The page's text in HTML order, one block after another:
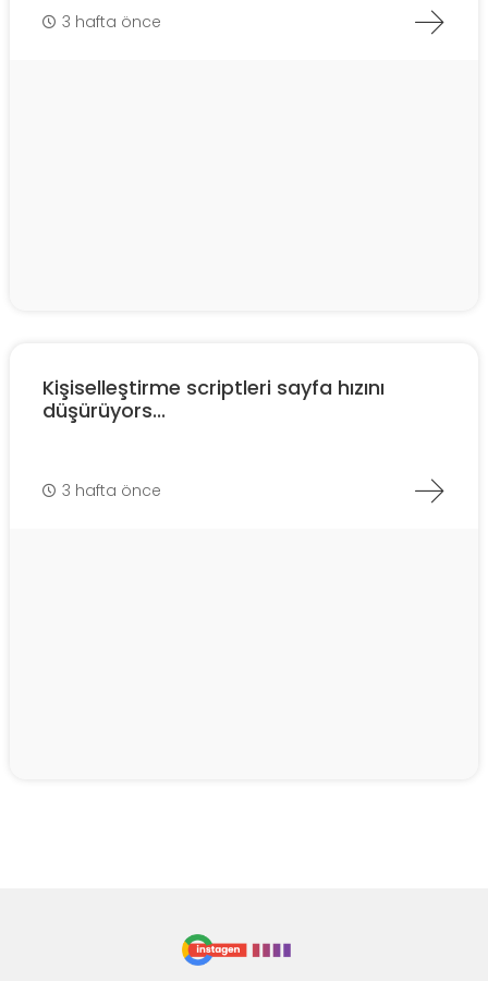
3 hafta önce
Kişiselleştirme scriptleri sayfa hızını
düşürüyors...
3 hafta önce